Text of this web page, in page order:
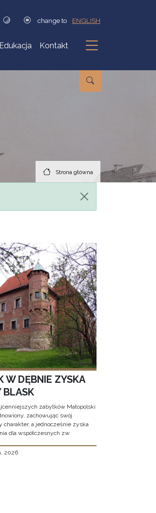
change to ENGLISH
Edukacja Kontakt
Podmenu
Strona główna
W DĘBNIE ZYSKA
BLASK
zabytków Małopolski
zachowując swój
charakter, a jednocześnie zyska
dla współczesnych zw
2026